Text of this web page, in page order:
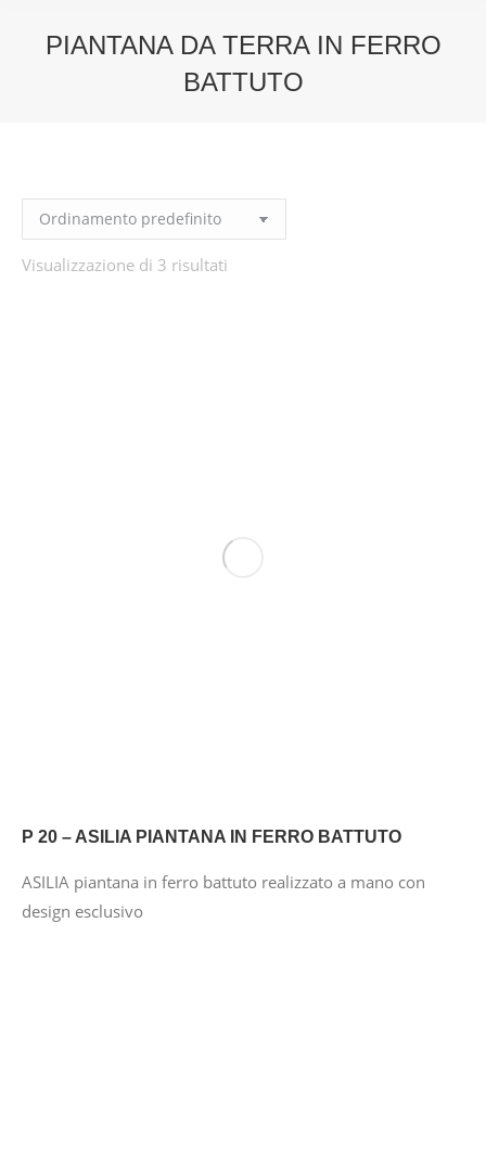
PIANTANA DA TERRA IN FERRO
BATTUTO
Visualizzazione di 3 risultati
P 20 – ASILIA PIANTANA IN FERRO BATTUTO
ASILIA piantana in ferro battuto realizzato a mano con
design esclusivo